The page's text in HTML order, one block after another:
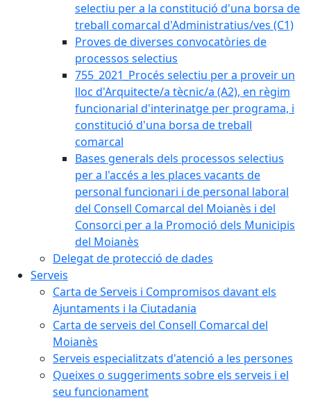
selectiu per a la constitució d'una borsa de
treball comarcal d'Administratius/ves (C1)
Proves de diverses convocatòries de
processos selectius
755_2021_Procés selectiu per a proveir un
lloc d'Arquitecte/a tècnic/a (A2), en règim
funcionarial d'interinatge per programa, i
constitució d'una borsa de treball
comarcal
Bases generals dels processos selectius
per a l'accés a les places vacants de
personal funcionari i de personal laboral
del Consell Comarcal del Moianès i del
Consorci per a la Promoció dels Municipis
del Moianès
Delegat de protecció de dades
Serveis
Carta de Serveis i Compromisos davant els
Ajuntaments i la Ciutadania
Carta de serveis del Consell Comarcal del
Moianès
Serveis especialitzats d'atenció a les persones
Queixes o suggeriments sobre els serveis i el
seu funcionament